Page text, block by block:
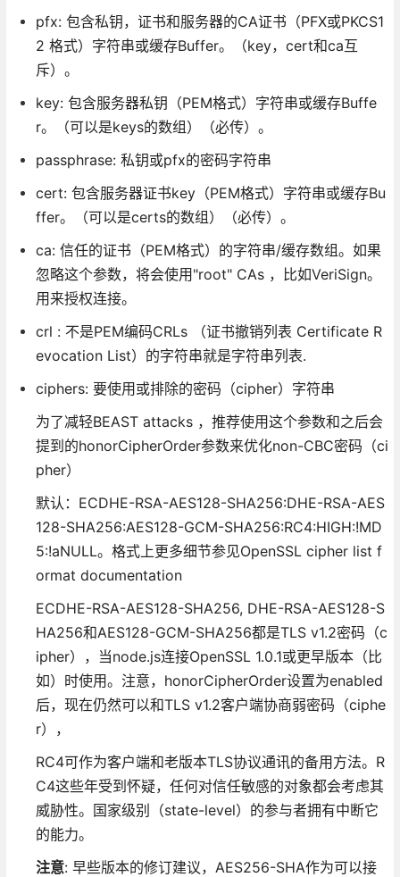
pfx: 包含私钥，证书和服务器的CA证书（PFX或PKCS1
2 格式）字符串或缓存Buffer。（key，cert和ca互
斥）。
key: 包含服务器私钥（PEM格式）字符串或缓存Buffe
r。（可以是keys的数组）（必传）。
passphrase: 私钥或pfx的密码字符串
cert: 包含服务器证书key（PEM格式）字符串或缓存Bu
ffer。（可以是certs的数组）（必传）。
ca: 信任的证书（PEM格式）的字符串/缓存数组。如果
忽略这个参数，将会使用"root" CAs ，比如VeriSign。
用来授权连接。
crl : 不是PEM编码CRLs （证书撤销列表 Certificate R
evocation List）的字符串就是字符串列表.
ciphers: 要使用或排除的密码（cipher）字符串
为了减轻BEAST attacks ，推荐使用这个参数和之后会
提到的honorCipherOrder参数来优化non-CBC密码（ci
pher）
默认：ECDHE-RSA-AES128-SHA256:DHE-RSA-AES
128-SHA256:AES128-GCM-SHA256:RC4:HIGH:!MD
5:!aNULL。格式上更多细节参见OpenSSL cipher list f
ormat documentation
ECDHE-RSA-AES128-SHA256, DHE-RSA-AES128-S
HA256和AES128-GCM-SHA256都是TLS v1.2密码（c
ipher），当node.js连接OpenSSL 1.0.1或更早版本（比
如）时使用。注意，honorCipherOrder设置为enabled
后，现在仍然可以和TLS v1.2客户端协商弱密码（ciphe
r），
RC4可作为客户端和老版本TLS协议通讯的备用方法。R
C4这些年受到怀疑，任何对信任敏感的对象都会考虑其
威胁性。国家级别（state-level）的参与者拥有中断它
的能力。
注意: 早些版本的修订建议，AES256-SHA作为可以接